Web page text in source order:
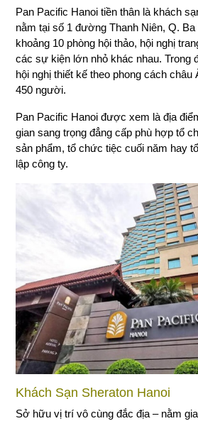
Pan Pacific Hanoi tiền thân là khách
nằm tại số 1 đường Thanh Niên, Q.
khoảng 10 phòng hội thảo, hội nghị
các sự kiện lớn nhỏ khác nhau. Trong
hội nghị thiết kế theo phong cách
450 người.
Pan Pacific Hanoi được xem là địa
gian sang trọng đẳng cấp phù hợp tổ
sản phẩm, tổ chức tiệc cuối năm hay
lập công ty.
Khách Sạn Sheraton Hanoi
Sở hữu vị trí vô cùng đắc địa – nằm